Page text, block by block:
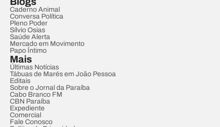
Caderno Animal
Conversa Política
Pleno Poder
Sílvio Osias
Saúde Alerta
Mercado em Movimento
Papo Íntimo
Mais
Últimas Notícias
Tábuas de Marés em João Pessoa
Editais
Sobre o Jornal da Paraíba
Cabo Branco FM
CBN Paraíba
Expediente
Comercial
Fale Conosco